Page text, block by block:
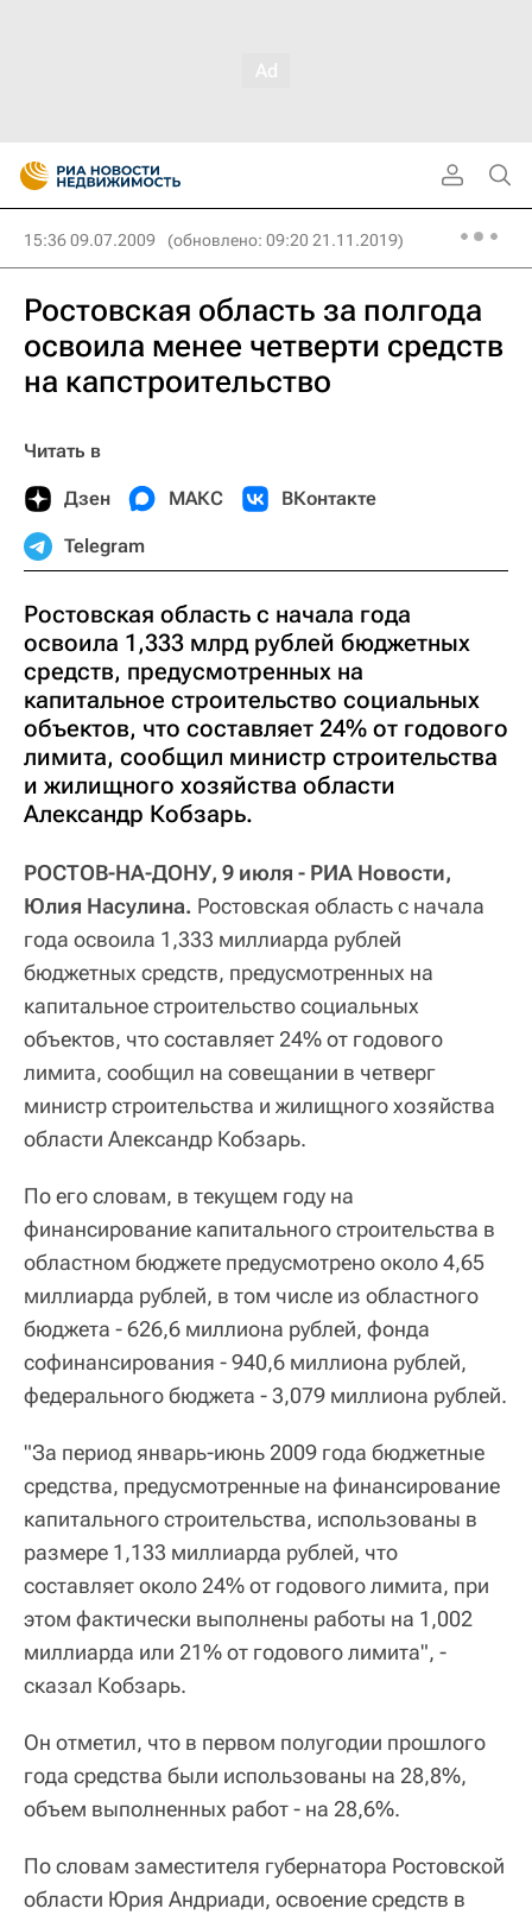
15:36 09.07.2009 (обновлено: 09:20 21.11.2019)
Ростовская область за полгода
освоила менее четверти средств
на капстроительство
Читать в
Дзен МАКС ВКонтакте
Telegram
Ростовская область с начала года
освоила 1,333 млрд рублей бюджетных
средств, предусмотренных на
капитальное строительство социальных
объектов, что составляет 24% от годового
лимита, сообщил министр строительства
и жилищного хозяйства области
Александр Кобзарь.
РОСТОВ-НА-ДОНУ, 9 июля - РИА Новости,
Юлия Насулина. Ростовская область с начала
года освоила 1,333 миллиарда рублей
бюджетных средств, предусмотренных на
капитальное строительство социальных
объектов, что составляет 24% от годового
лимита, сообщил на совещании в четверг
министр строительства и жилищного хозяйства
области Александр Кобзарь.
По его словам, в текущем году на
финансирование капитального строительства в
областном бюджете предусмотрено около 4,65
миллиарда рублей, в том числе из областного
бюджета - 626,6 миллиона рублей, фонда
софинансирования - 940,6 миллиона рублей,
федерального бюджета - 3,079 миллиона рублей.
"За период январь-июнь 2009 года бюджетные
средства, предусмотренные на финансирование
капитального строительства, использованы в
размере 1,133 миллиарда рублей, что
составляет около 24% от годового лимита, при
этом фактически выполнены работы на 1,002
миллиарда или 21% от годового лимита", -
сказал Кобзарь.
Он отметил, что в первом полугодии прошлого
года средства были использованы на 28,8%,
объем выполненных работ - на 28,6%.
По словам заместителя губернатора Ростовской
области Юрия Андриади, освоение средств в